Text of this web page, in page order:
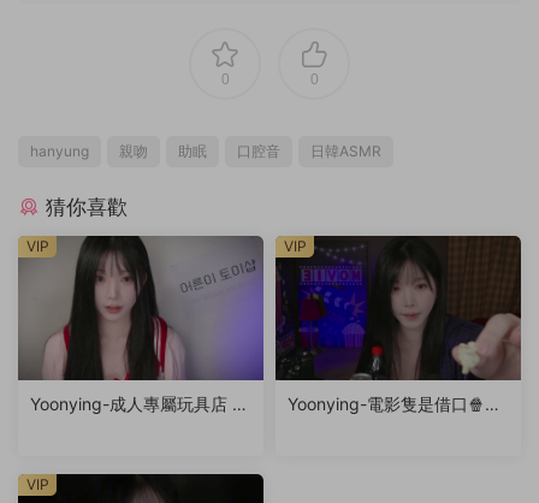
0 0
hanyung 親吻 助眠 口腔音 日韓ASMR
猜你喜歡
Yoonying-成人專屬玩具店 R
VIP
Yoonying-電影隻是借口🍿（f
VIP
VIP